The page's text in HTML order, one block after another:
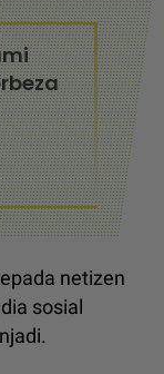
netizen
sosial